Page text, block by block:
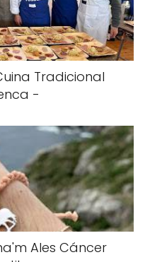
Tradicional
-
Ales Cáncer